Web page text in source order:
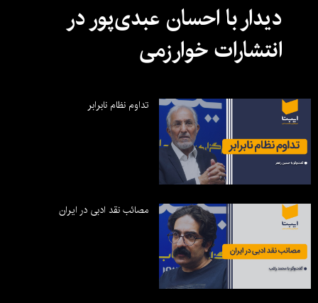
دیدار با احسان عبدی‌پور در
انتشارات خوارزمی
تداوم نظام نابرابر
مصائب نقد ادبی در ایران